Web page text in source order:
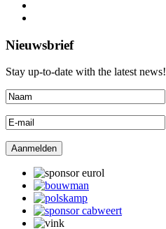
Nieuwsbrief
Stay up-to-date with the latest news!